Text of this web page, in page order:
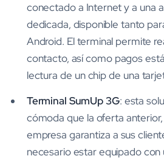
conectado a Internet y a una
dedicada, disponible tanto
Android. El terminal permite
contacto, así como pagos
lectura de un chip de una
Terminal SumUp 3G: esta
cómoda que la oferta
empresa garantiza a sus
necesario estar equipado